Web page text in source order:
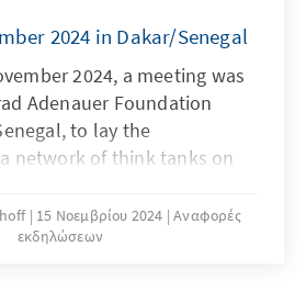
2024 in Dakar/Senegal
2024, a meeting was
Adenauer Foundation
to lay the
network of think tanks on
related challenges
security, etc.), the event
15 Νοεμβρίου 2024 Αναφορές
εκδηλώσεων